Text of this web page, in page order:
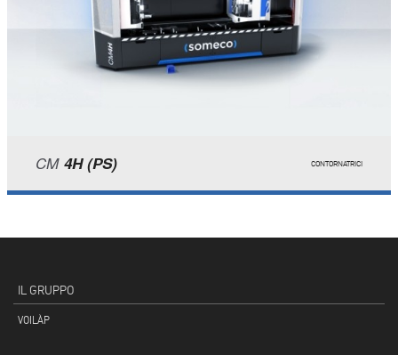
CM 4H (PS) CONTORNATRICI
IL GRUPPO
VOILÀP